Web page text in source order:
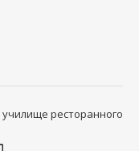
училище ресторанного